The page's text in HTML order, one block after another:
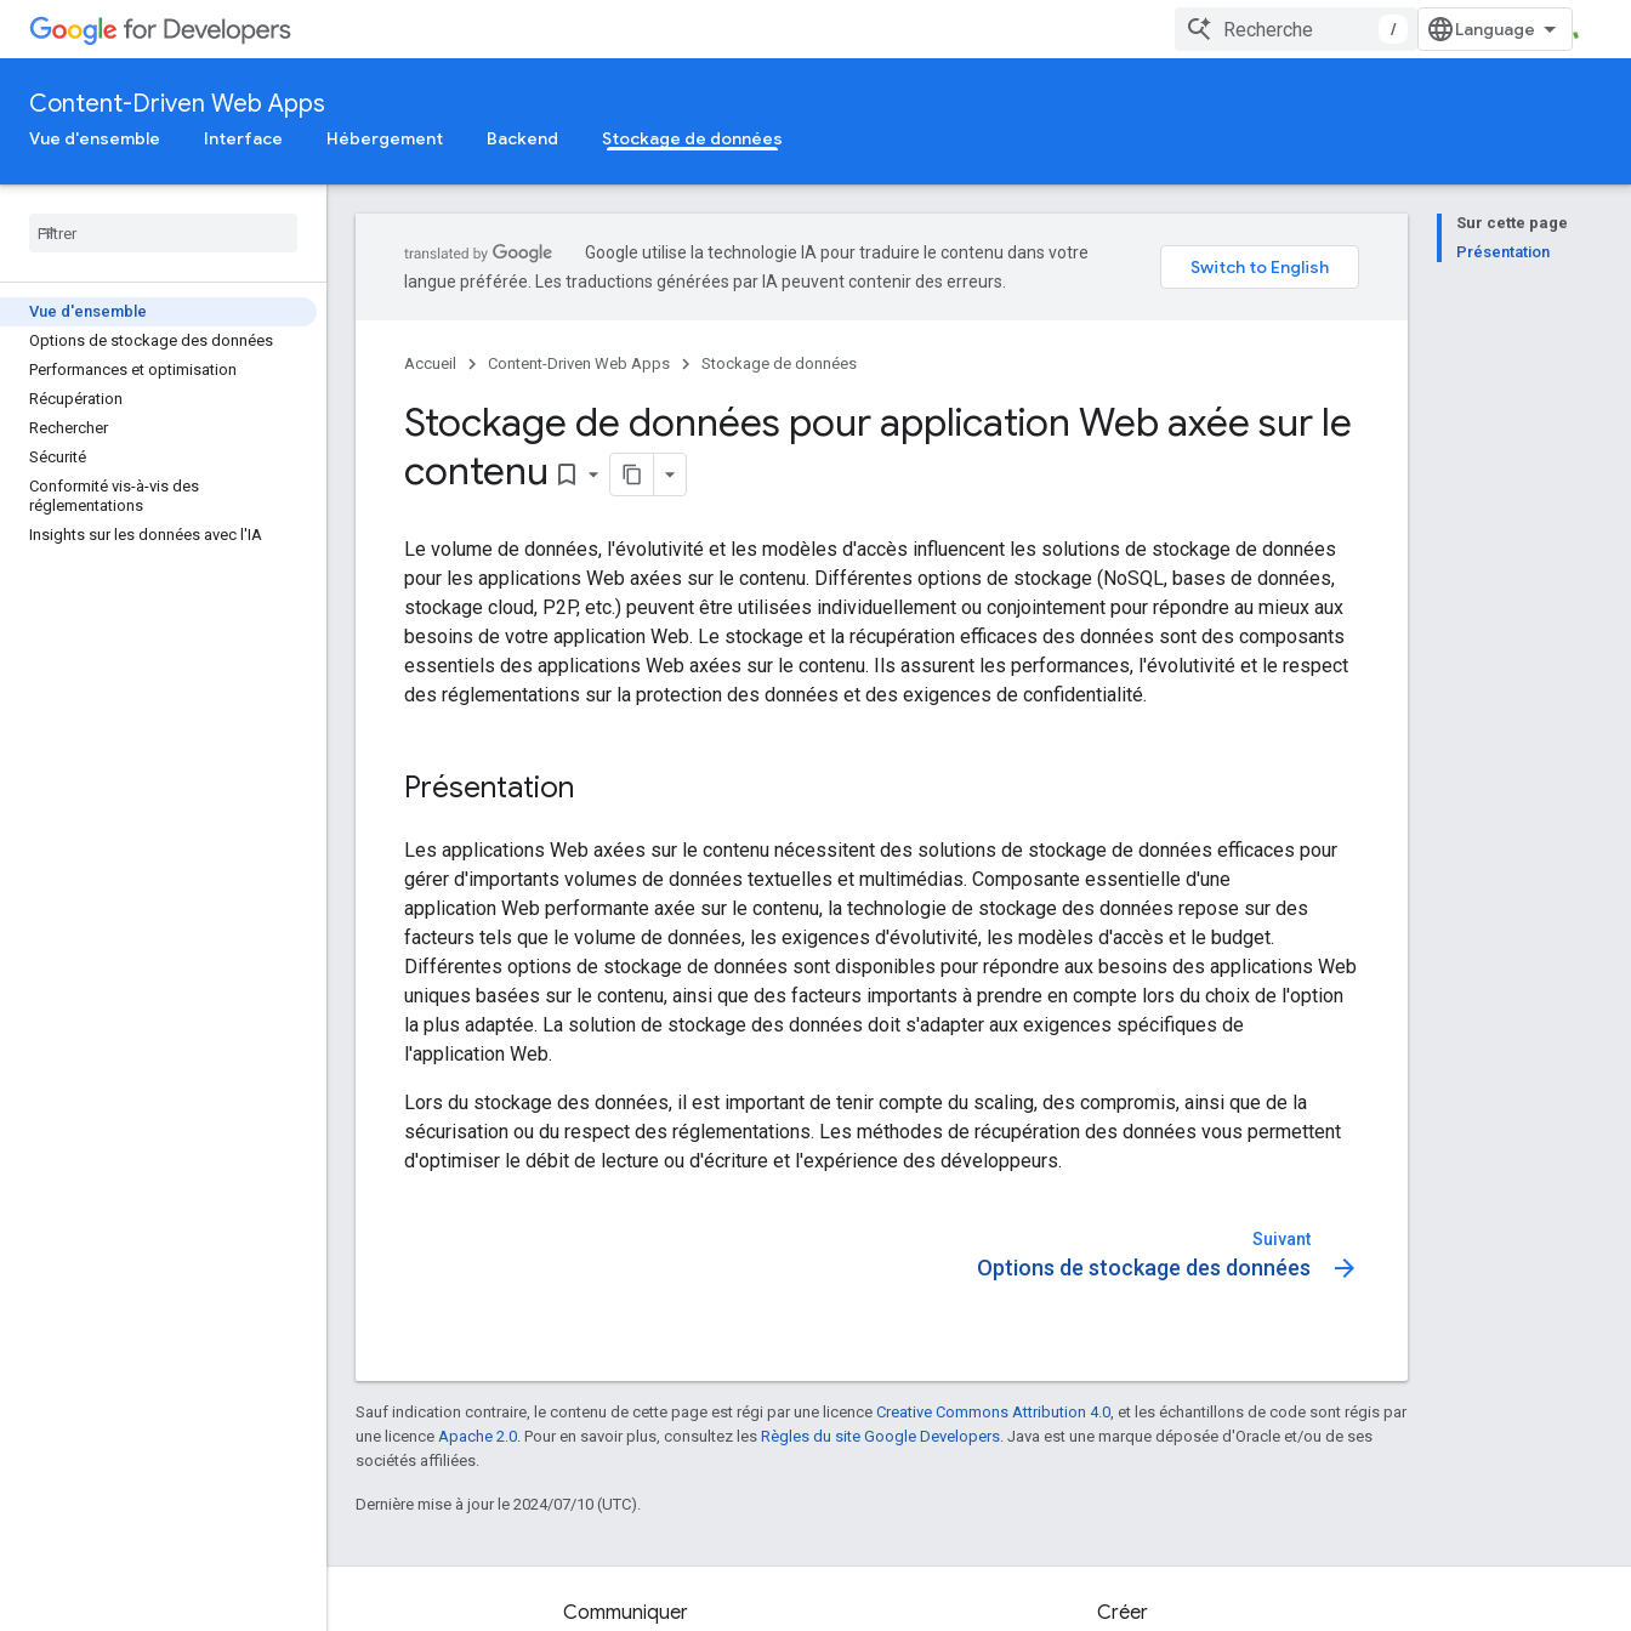
/
Content-Driven Web Apps
Vue d'ensemble Interface Hébergement Backend Stockage de données
Vue d'ensemble
Options de stockage des données
Performances et optimisation
Récupération
Rechercher
Sécurité
Conformité vis-à-vis des
réglementations
Insights sur les données avec l'IA
Sur cette page
Présentation
Google utilise la technologie IA pour traduire le contenu dans votre
langue préférée. Les traductions générées par IA peuvent contenir des erreurs.
Accueil Content-Driven Web Apps Stockage de données
Stockage de données pour application Web axée sur le
contenu bookmark_border
Le volume de données, l'évolutivité et les modèles d'accès influencent les solutions de stockage de données
pour les applications Web axées sur le contenu. Différentes options de stockage (NoSQL, bases de données,
stockage cloud, P2P, etc.) peuvent être utilisées individuellement ou conjointement pour répondre au mieux aux
besoins de votre application Web. Le stockage et la récupération efficaces des données sont des composants
essentiels des applications Web axées sur le contenu. Ils assurent les performances, l'évolutivité et le respect
des réglementations sur la protection des données et des exigences de confidentialité.
Présentation
Les applications Web axées sur le contenu nécessitent des solutions de stockage de données efficaces pour
gérer d'importants volumes de données textuelles et multimédias. Composante essentielle d'une
application Web performante axée sur le contenu, la technologie de stockage des données repose sur des
facteurs tels que le volume de données, les exigences d'évolutivité, les modèles d'accès et le budget.
Différentes options de stockage de données sont disponibles pour répondre aux besoins des applications Web
uniques basées sur le contenu, ainsi que des facteurs importants à prendre en compte lors du choix de l'option
la plus adaptée. La solution de stockage des données doit s'adapter aux exigences spécifiques de
l'application Web.
Lors du stockage des données, il est important de tenir compte du scaling, des compromis, ainsi que de la
sécurisation ou du respect des réglementations. Les méthodes de récupération des données vous permettent
d'optimiser le débit de lecture ou d'écriture et l'expérience des développeurs.
Suivant
Options de stockage des données arrow_forward
Sauf indication contraire, le contenu de cette page est régi par une licence Creative Commons Attribution 4.0 , et les échantillons de code sont régis par
une licence Apache 2.0 . Pour en savoir plus, consultez les Règles du site Google Developers . Java est une marque déposée d'Oracle et/ou de ses
sociétés affiliées.
Dernière mise à jour le 2024/07/10 (UTC).
Communiquer Créer